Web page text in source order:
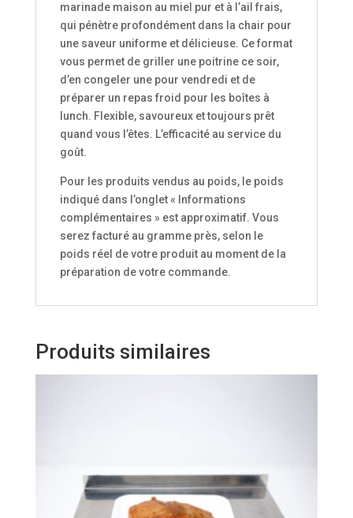
marinade maison au miel pur et à l’ail frais,
qui pénètre profondément dans la chair pour
une saveur uniforme et délicieuse. Ce format
vous permet de griller une poitrine ce soir,
d’en congeler une pour vendredi et de
préparer un repas froid pour les boîtes à
lunch. Flexible, savoureux et toujours prêt
quand vous l’êtes. L’efficacité au service du
goût.
Pour les produits vendus au poids, le poids
indiqué dans l’onglet « Informations
complémentaires » est approximatif. Vous
serez facturé au gramme près, selon le
poids réel de votre produit au moment de la
préparation de votre commande.
Produits similaires